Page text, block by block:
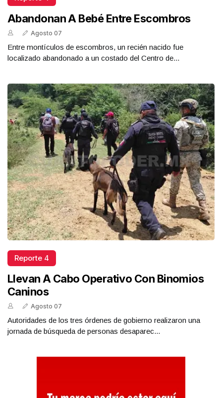
Abandonan A Bebé Entre Escombros
Agosto 07
Entre montículos de escombros, un recién nacido fue
localizado abandonado a un costado del Centro de...
Reporte 4
Llevan A Cabo Operativo Con Binomios
Caninos
Agosto 07
Autoridades de los tres órdenes de gobierno realizaron una
jornada de búsqueda de personas desaparec...